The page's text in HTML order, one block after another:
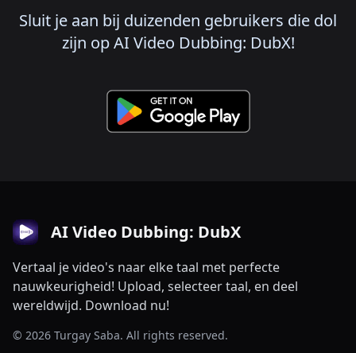
Sluit je aan bij duizenden gebruikers die dol
zijn op AI Video Dubbing: DubX!
AI Video Dubbing: DubX
Vertaal je video's naar elke taal met perfecte
nauwkeurigheid! Upload, selecteer taal, en deel
wereldwijd. Download nu!
© 2026 Turgay Saba. All rights reserved.